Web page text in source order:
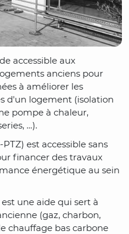
accessible aux
anciens pour
à améliorer les
d'un logement (isolation
pompe à chaleur,
…).
PTZ) est accessible sans
financer des travaux
énergétique au sein
est une aide qui sert à
(gaz, charbon,
chauffage bas carbone